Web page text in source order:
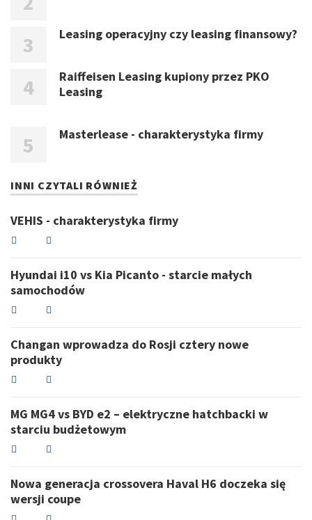
Leasing operacyjny czy leasing finansowy?
Raiffeisen Leasing kupiony przez PKO
Leasing
Masterlease - charakterystyka firmy
INNI CZYTALI RÓWNIEŻ
VEHIS - charakterystyka firmy
Hyundai i10 vs Kia Picanto - starcie małych
samochodów
Changan wprowadza do Rosji cztery nowe
produkty
MG MG4 vs BYD e2 – elektryczne hatchbacki w
starciu budżetowym
Nowa generacja crossovera Haval H6 doczeka się
wersji coupe